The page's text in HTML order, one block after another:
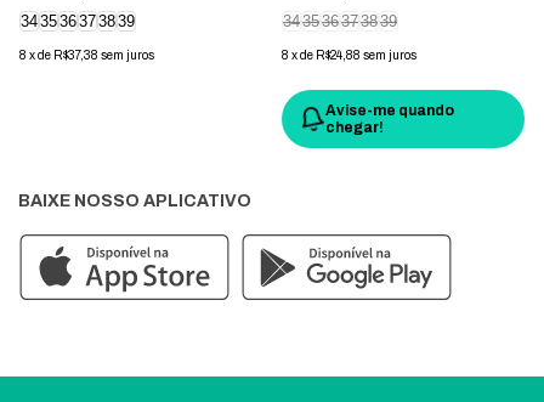
343536373839
8 xde R$37,38 sem juros
343536373839
8 xde R$24,88 sem juros
Avise-me quando
chegar!
BAIXE NOSSO APLICATIVO